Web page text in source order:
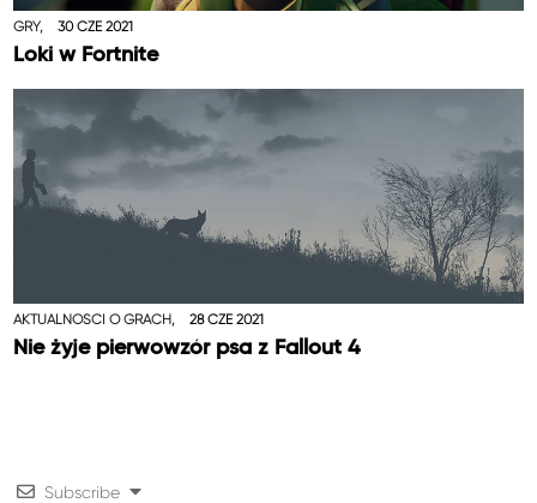
GRY, 30 CZE 2021
Loki w Fortnite
AKTUALNOŚCI O GRACH, 28 CZE 2021
Nie żyje pierwowzór psa z Fallout 4
Subscribe